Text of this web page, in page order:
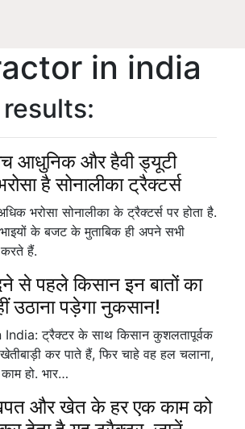
in india
आधुनिक और हैवी ड्यूटी
है सोनालीका ट्रैक्टर्स
भरोसा सोनालीका के ट्रैक्टर्स पर होता है.
के बजट के मुताबिक ही अपने सभी
करते हैं.
से पहले किसान इन बातों का
उठाना पड़ेगा नुकसान!
ट्रैक्टर के साथ किसान कुशलतापूर्वक
कर पाते हैं, फिर चाहे वह हल चलाना,
हो. भार…
और खेत के हर एक काम को